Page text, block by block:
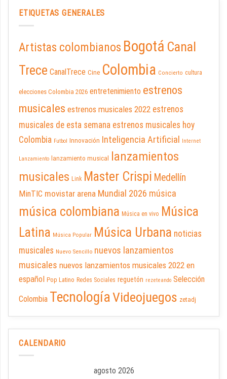
ETIQUETAS GENERALES
Artistas colombianos Bogotá Canal
Trece CanalTrece Cine Colombia Concierto cultura
elecciones Colombia 2026 entretenimiento estrenos
musicales estrenos musicales 2022 estrenos
musicales de esta semana estrenos musicales hoy
Colombia Futbol Innovación Inteligencia Artificial Internet
Lanzamiento lanzamiento musical
lanzamientos
musicales Link Master Crispi Medellín
MinTIC movistar arena Mundial 2026 música
música colombiana Música en vivo Música
Latina Música Popular Música Urbana noticias
musicales Nuevo Sencillo nuevos lanzamientos
musicales nuevos lanzamientos musicales 2022 en
español Pop Latino Redes Sociales reguetón rezeteando Selección
Colombia TecnologíaVideojuegos zetadj
CALENDARIO
agosto 2026